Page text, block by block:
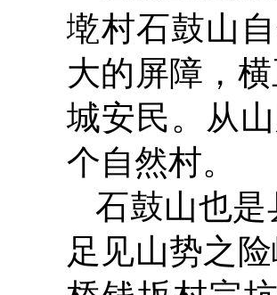
墘村石鼓山
大的屏障，
城安民。从
个自然村。
石鼓山也
足见山势之